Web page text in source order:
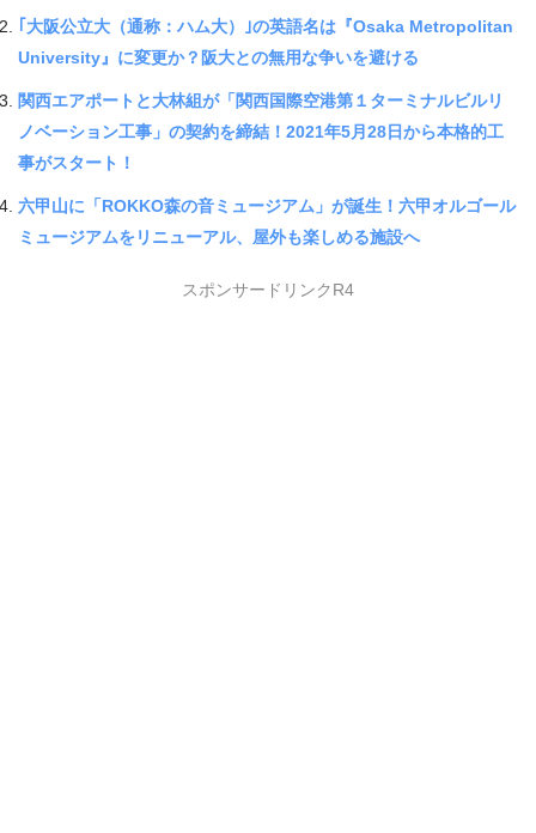
｢大阪公立大（通称：ハム大）｣の英語名は『Osaka Metropolitan
University』に変更か？阪大との無用な争いを避ける
関西エアポートと大林組が「関西国際空港第１ターミナルビルリ
ノベーション工事」の契約を締結！2021年5月28日から本格的工
事がスタート！
六甲山に「ROKKO森の音ミュージアム」が誕生！六甲オルゴール
ミュージアムをリニューアル、屋外も楽しめる施設へ
スポンサードリンクR4